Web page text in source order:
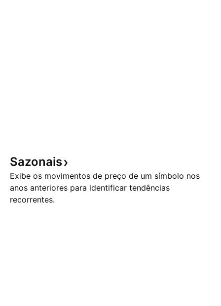
Sazonais
Exibe os movimentos de preço de um símbolo nos
anos anteriores para identificar tendências
recorrentes.